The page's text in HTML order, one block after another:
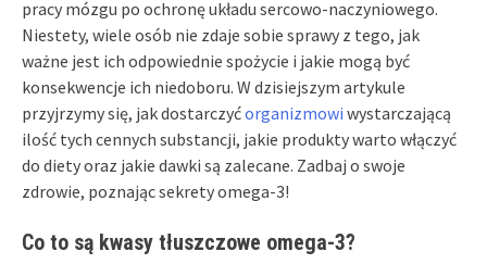
pracy mózgu po ochronę układu sercowo-naczyniowego.
Niestety, wiele osób nie zdaje sobie sprawy z tego, jak
ważne jest ich odpowiednie spożycie i jakie mogą być
konsekwencje ich niedoboru. W dzisiejszym artykule
przyjrzymy się, jak dostarczyćorganizmowi wystarczającą
ilość tych cennych substancji, jakie produkty warto włączyć
do diety oraz jakie dawki są zalecane. Zadbaj o swoje
zdrowie, poznając sekrety omega-3!
Co to są kwasy tłuszczowe omega-3?